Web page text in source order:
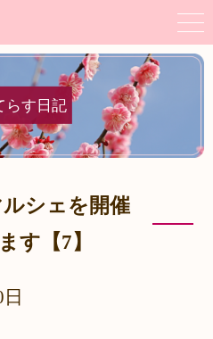
らす日記
シェを開催
す【7】